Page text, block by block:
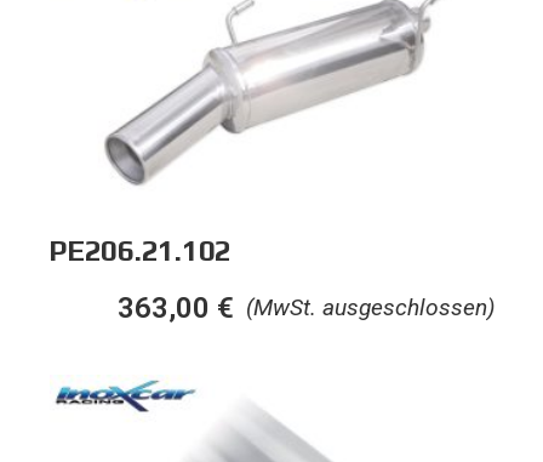
PE206.21.102
(MwSt. ausgeschlossen)
363,00 €